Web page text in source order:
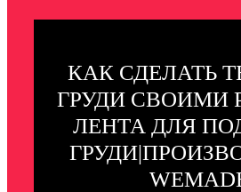
КАК СДЕЛАТЬ
ГРУДИ СВОИМИ
ЛЕНТА ДЛЯ